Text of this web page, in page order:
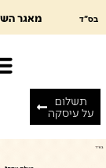
מאגר בס"ד
תשלום
על עיסקה